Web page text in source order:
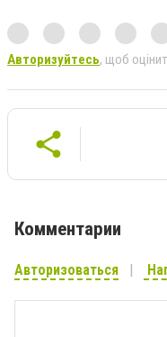
Авторизуйтесь, щоб
Комментарии
Авторизоваться